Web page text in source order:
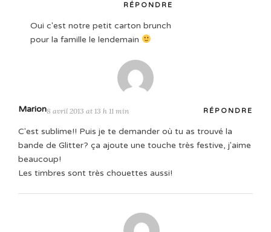
RÉPONDRE
Oui c'est notre petit carton brunch
pour la famille le lendemain
Marion8 avril 2013 at 13 h 11 min RÉPONDRE
C'est sublime!! Puis je te demander où tu as trouvé la
bande de Glitter? ça ajoute une touche très festive, j'aime
beaucoup!
Les timbres sont très chouettes aussi!